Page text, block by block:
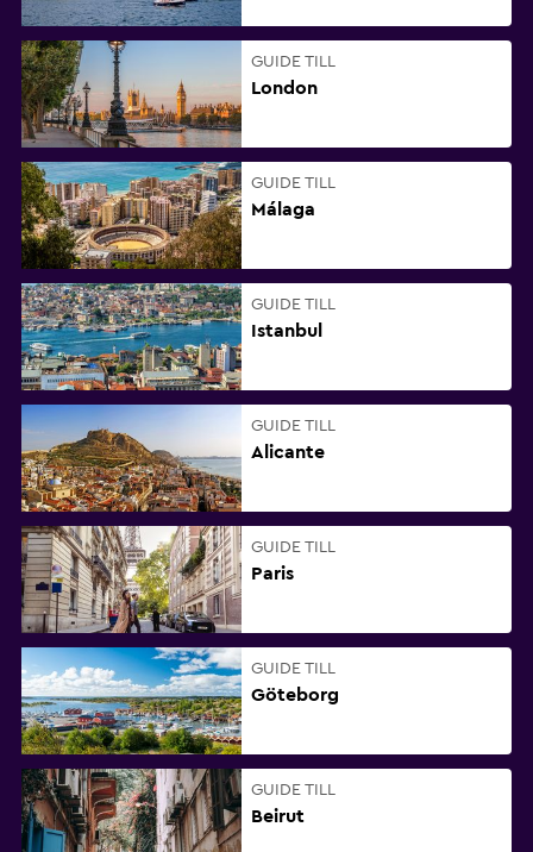
GUIDE TILL
London
GUIDE TILL
Málaga
GUIDE TILL
Istanbul
GUIDE TILL
Alicante
GUIDE TILL
Paris
GUIDE TILL
Göteborg
GUIDE TILL
Beirut